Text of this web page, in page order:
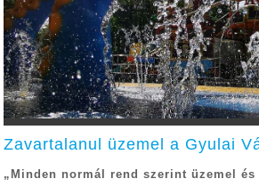
Zavartalanul üzemel a Gyulai
„Minden normál rend szerint üzemel